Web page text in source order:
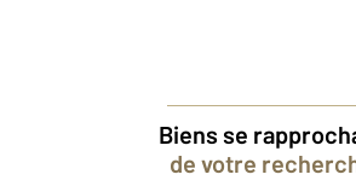
Biens se
de votre